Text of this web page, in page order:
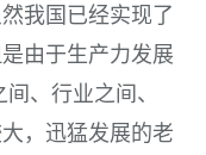
我国已经实现了
由于生产力发展
、行业之间、
，迅猛发展的老